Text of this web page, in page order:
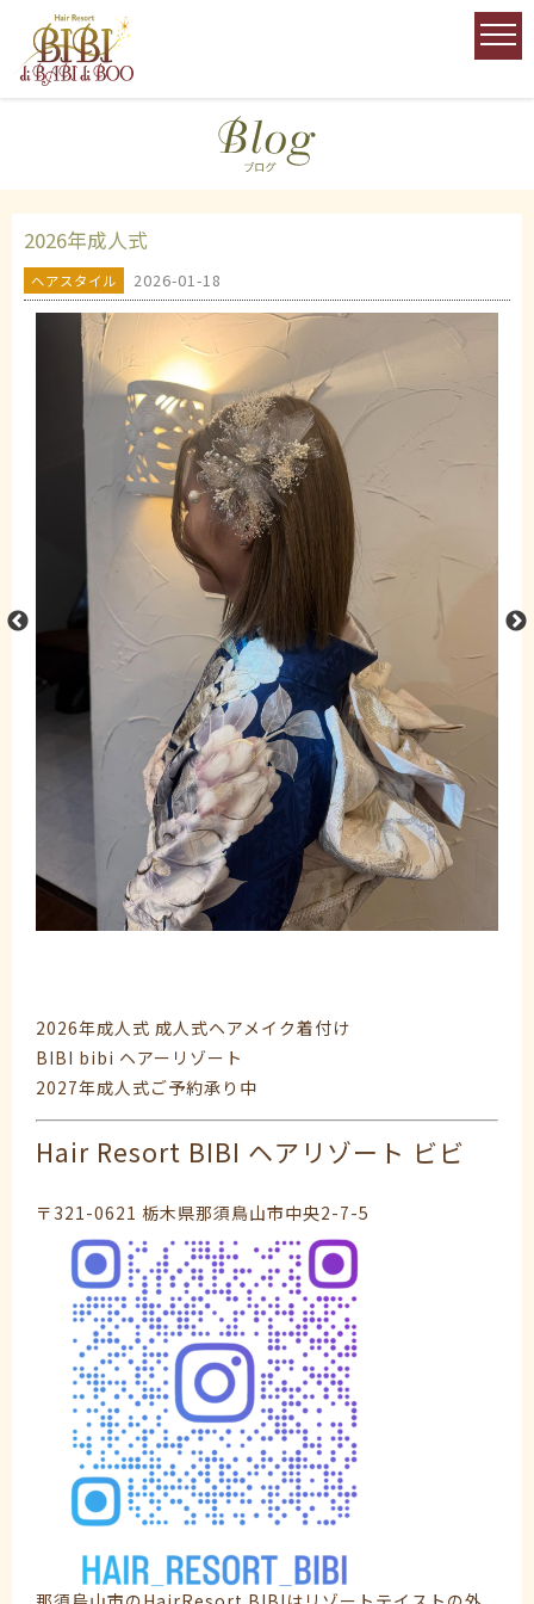
2026年成人式
ヘアスタイル 2026-01-18
2026年成人式 成人式ヘアメイク着付け
BIBI bibi ヘアーリゾート
2027年成人式ご予約承り中
Hair Resort BIBI ヘアリゾート ビビ
〒321-0621 栃木県那須鳥山市中央2-7-5